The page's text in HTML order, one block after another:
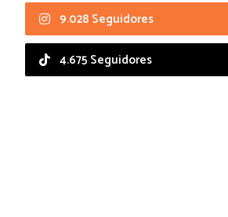
9.028 Seguidores
4.675 Seguidores